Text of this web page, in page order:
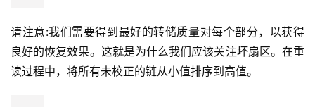
请注意:我们需要得到最好的转储质量对每个部分，以获得
良好的恢复效果。这就是为什么我们应该关注坏扇区。在重
读过程中，将所有未校正的链从小值排序到高值。